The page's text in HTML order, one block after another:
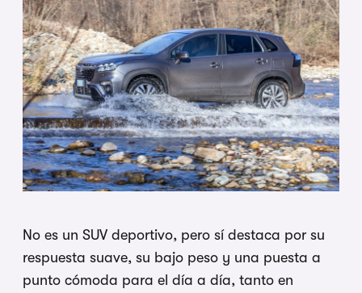
No es un SUV deportivo, pero sí destaca por su
respuesta suave, su bajo peso y una puesta a
punto cómoda para el día a día, tanto en